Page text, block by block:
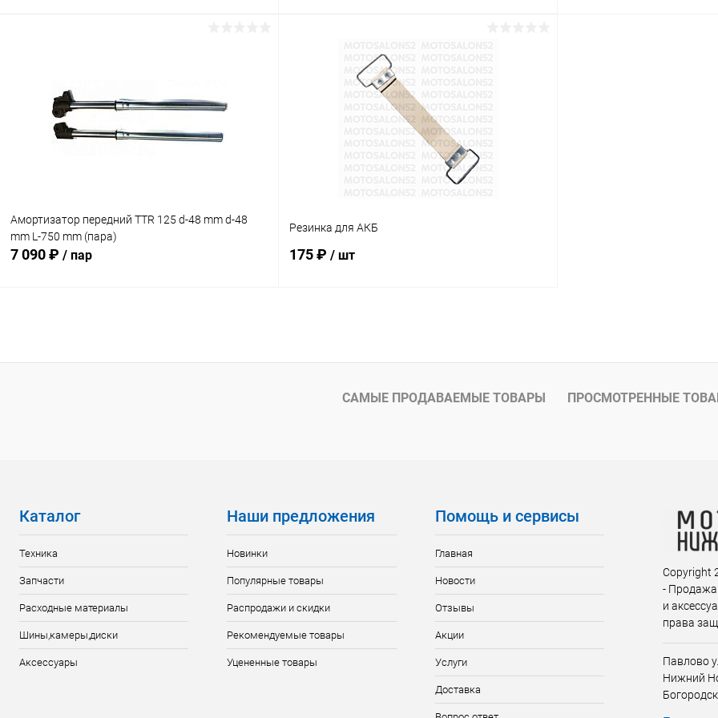
Сравнение
В избранное В наличии
Амортизатор передний TTR 125 d-48 mm d-48
mm L-750 mm (пара)
7 090 ₽ / пар
Сравнение
Резинка для АКБ
175 ₽ / шт
Сравнение
САМЫЕ ПРОДАВАЕМЫЕ ТОВАРЫ ПРОСМОТРЕННЫЕ
Каталог
Техника
Запчасти
Расходные материалы
Шины,камеры,диски
Аксессуары
Наши предложения
Новинки
Популярные товары
Распродажи и скидки
Рекомендуемые товары
Уцененные товары
Помощь и сервисы
Главная
Новости
Отзывы
Акции
Услуги
Доставка
Copyright
- Продажа
и
права
Павлово
Нижний